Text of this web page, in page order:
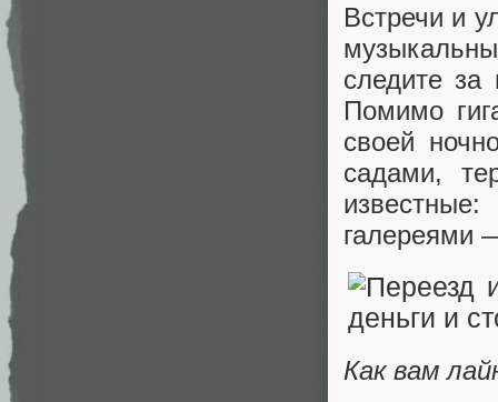
Встречи и
следите
Помимо
своей
садами,
галереями
Как вам